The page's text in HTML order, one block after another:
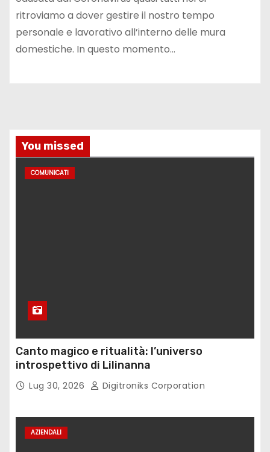
ritroviamo a dover gestire il nostro tempo
personale e lavorativo all’interno delle mura
domestiche. In questo momento…
You missed
COMUNICATI
Canto magico e ritualità: l’universo
introspettivo di Lilinanna
Lug 30, 2026 Digitroniks Corporation
AZIENDALI